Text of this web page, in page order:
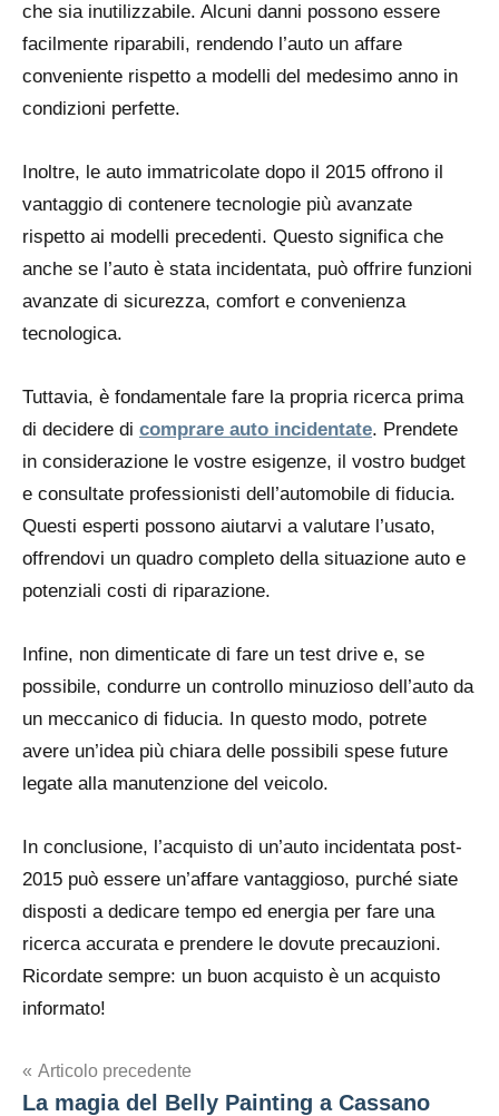
che sia inutilizzabile. Alcuni danni possono essere
facilmente riparabili, rendendo l’auto un affare
conveniente rispetto a modelli del medesimo anno in
condizioni perfette.
Inoltre, le auto immatricolate dopo il 2015 offrono il
vantaggio di contenere tecnologie più avanzate
rispetto ai modelli precedenti. Questo significa che
anche se l’auto è stata incidentata, può offrire funzioni
avanzate di sicurezza, comfort e convenienza
tecnologica.
Tuttavia, è fondamentale fare la propria ricerca prima
di decidere di comprare auto incidentate. Prendete
in considerazione le vostre esigenze, il vostro budget
e consultate professionisti dell’automobile di fiducia.
Questi esperti possono aiutarvi a valutare l’usato,
offrendovi un quadro completo della situazione auto e
potenziali costi di riparazione.
Infine, non dimenticate di fare un test drive e, se
possibile, condurre un controllo minuzioso dell’auto da
un meccanico di fiducia. In questo modo, potrete
avere un’idea più chiara delle possibili spese future
legate alla manutenzione del veicolo.
In conclusione, l’acquisto di un’auto incidentata post-
2015 può essere un’affare vantaggioso, purché siate
disposti a dedicare tempo ed energia per fare una
ricerca accurata e prendere le dovute precauzioni.
Ricordate sempre: un buon acquisto è un acquisto
informato!
Navigazione
Articolo precedente
La magia del Belly Painting a Cassano